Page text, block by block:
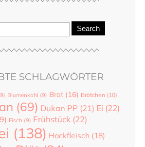
Search
SCHLAGWÖRTER
Blumenkohl (9) Brot (16) Brötchen (10)
(69) Dukan PP (21) Ei (22)
Fisch (9) Frühstück (22)
(138) Hackfleisch (18)